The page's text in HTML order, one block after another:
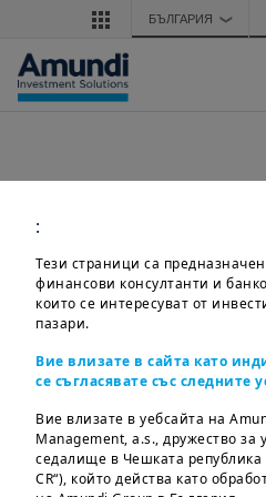
Премини към основното
БЪЛГАРИЯ ❯
:
Тези страници са
финансови консултанти и
които се интересуват от
пазари.
Вие влизате в сайта като
се съгласявате със следните
Вие влизате в уебсайта на
Management, a.s., дружество за
седалище в Чешката република
CR“), който действа като